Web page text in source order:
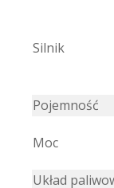
Silnik
Pojemność
Moc
Układ